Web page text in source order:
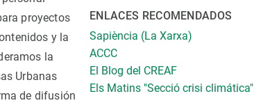
ENLACES RECOMENDADOS
Sapiència (La Xarxa)
ACCC
El Blog del CREAF
Els Matins "Secció crisi climática"
proyectos
y la
la
Urbanas
de difusión
Te ofrecemos formación